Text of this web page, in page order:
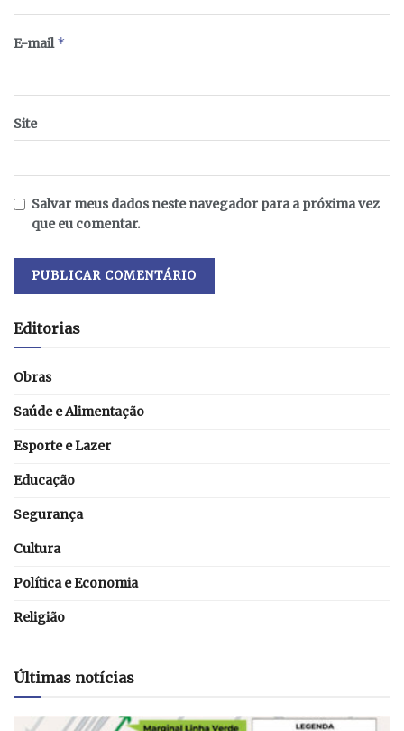
E-mail*
Site
Salvar meus dados neste navegador para a próxima vez
que eu comentar.
Editorias
Obras
Saúde e Alimentação
Esporte e Lazer
Educação
Segurança
Cultura
Política e Economia
Religião
Últimas notícias